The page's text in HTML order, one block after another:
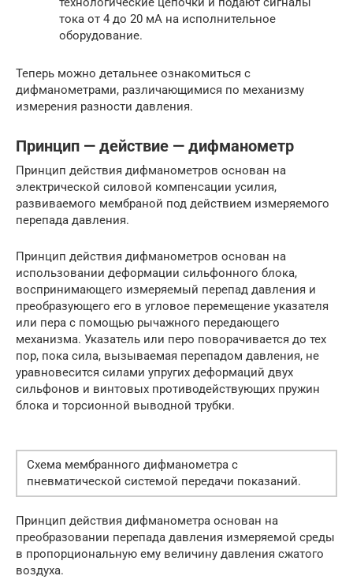
тока от 4 до 20 мА на исполнительное
оборудование.
Теперь можно детальнее ознакомиться с
дифманометрами, различающимися по механизму
измерения разности давления.
Принцип — действие — дифманометр
Принцип действия дифманометров основан на
электрической силовой компенсации усилия,
развиваемого мембраной под действием измеряемого
перепада давления.
Принцип действия дифманометров основан на
использовании деформации сильфонного блока,
воспринимающего измеряемый перепад давления и
преобразующего его в угловое перемещение указателя
или пера с помощью рычажного передающего
механизма. Указатель или перо поворачивается до тех
пор, пока сила, вызываемая перепадом давления, не
уравновесится силами упругих деформаций двух
сильфонов и винтовых противодействующих пружин
блока и торсионной выводной трубки.
Схема мембранного дифманометра с
пневматической системой передачи показаний.
Принцип действия дифманометра основан на
преобразовании перепада давления измеряемой среды
в пропорциональную ему величину давления сжатого
воздуха.